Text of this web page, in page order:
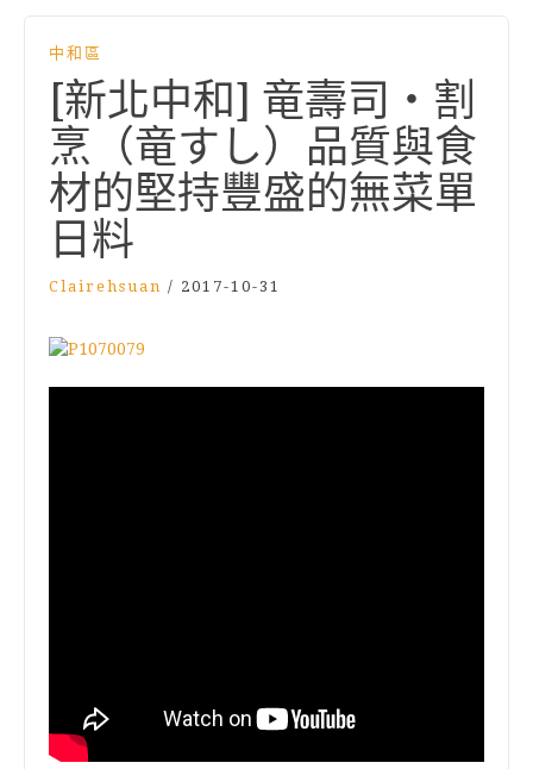
中和區
[新北中和] 竜壽司‧割
烹（竜すし）品質與食
材的堅持豐盛的無菜單
日料
Clairehsuan / 2017-10-31